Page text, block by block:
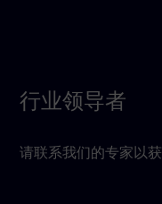
行业领导者
请联系我们的专家以